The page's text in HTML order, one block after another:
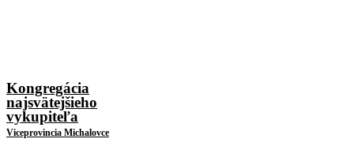
Kongregácia
najsvätejšieho
vykupiteľa
Viceprovincia Michalovce